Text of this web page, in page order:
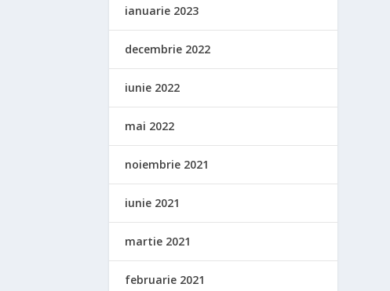
ianuarie 2023
decembrie 2022
iunie 2022
mai 2022
noiembrie 2021
iunie 2021
martie 2021
februarie 2021